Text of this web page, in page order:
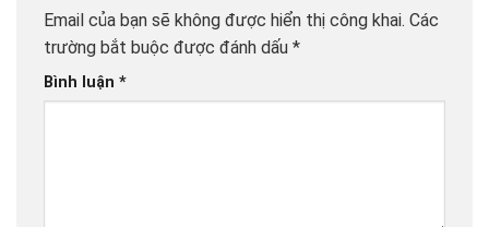
Email của bạn sẽ không được hiển thị công khai. Các
trường bắt buộc được đánh dấu *
Bình luận *